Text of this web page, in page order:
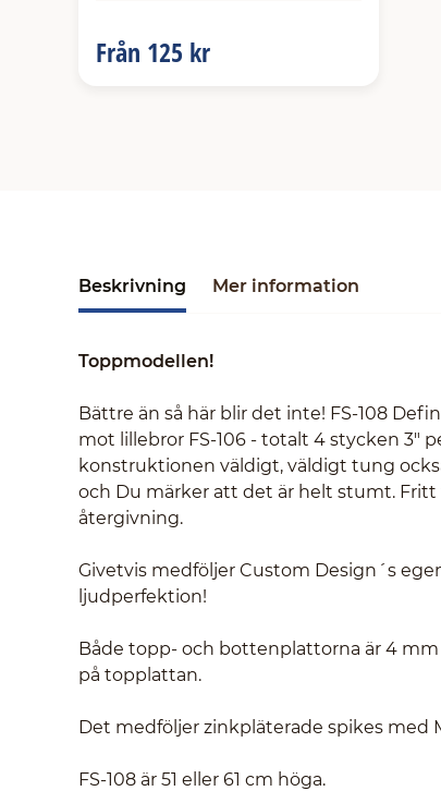
Från 125 kr
Beskrivning Mer information
Toppmodellen!
Bättre än så här blir det inte! FS-108
mot lillebror FS-106 - totalt 4 stycken 3"
konstruktionen väldigt, väldigt tung
och Du märker att det är helt stumt. Fritt
återgivning.
Givetvis medföljer Custom Design´s
ljudperfektion!
Både topp- och bottenplattorna är 4 mm
på topplattan.
Det medföljer zinkpläterade spikes med
FS-108 är 51 eller 61 cm höga.